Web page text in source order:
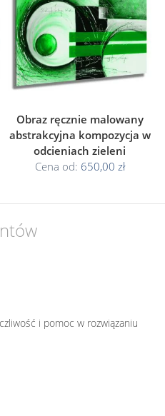
Obraz ręcznie malowany
abstrakcyjna kompozycja w
odcieniach zieleni
Cena od: 650,00 zł
i pomoc w rozwiązaniu